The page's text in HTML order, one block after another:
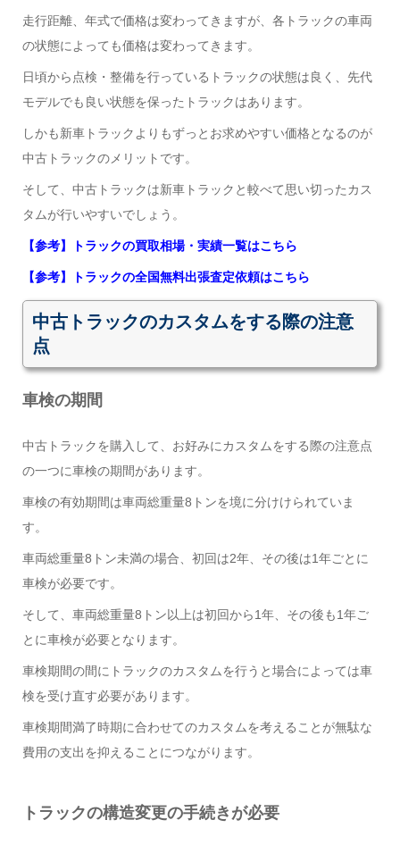
走行距離、年式で価格は変わってきますが、各トラックの車両
の状態によっても価格は変わってきます。
日頃から点検・整備を行っているトラックの状態は良く、先代
モデルでも良い状態を保ったトラックはあります。
しかも新車トラックよりもずっとお求めやすい価格となるのが
中古トラックのメリットです。
そして、中古トラックは新車トラックと較べて思い切ったカス
タムが行いやすいでしょう。
【参考】トラックの買取相場・実績一覧はこちら
【参考】トラックの全国無料出張査定依頼はこちら
中古トラックのカスタムをする際の注意
点
車検の期間
中古トラックを購入して、お好みにカスタムをする際の注意点
の一つに車検の期間があります。
車検の有効期間は車両総重量8トンを境に分けけられていま
す。
車両総重量8トン未満の場合、初回は2年、その後は1年ごとに
車検が必要です。
そして、車両総重量8トン以上は初回から1年、その後も1年ご
とに車検が必要となります。
車検期間の間にトラックのカスタムを行うと場合によっては車
検を受け直す必要があります。
車検期間満了時期に合わせてのカスタムを考えることが無駄な
費用の支出を抑えることにつながります。
トラックの構造変更の手続きが必要